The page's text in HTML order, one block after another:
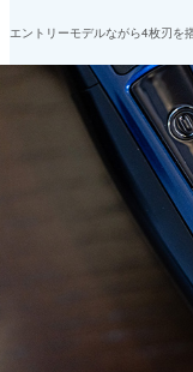
エントリーモデルながら4枚刃を